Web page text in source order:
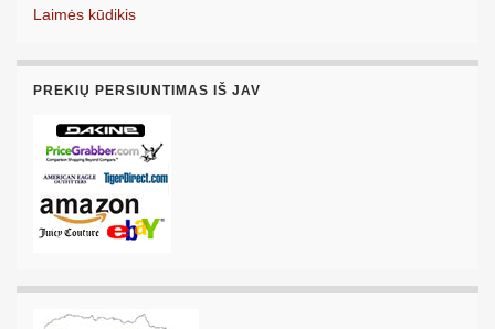
Laimės kūdikis
PREKIŲ PERSIUNTIMAS IŠ JAV